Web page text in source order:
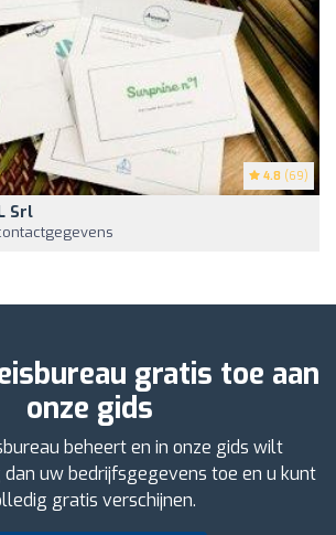
4.8 (69)
Srl
gratis toe aan
onze gids
beheert en in onze gids wilt
dan uw bedrijfsgegevens toe en u kunt
gratis verschijnen.